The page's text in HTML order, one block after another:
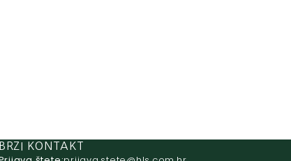
BRZI KONTAKT